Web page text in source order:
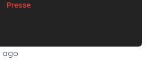
Presse
ago